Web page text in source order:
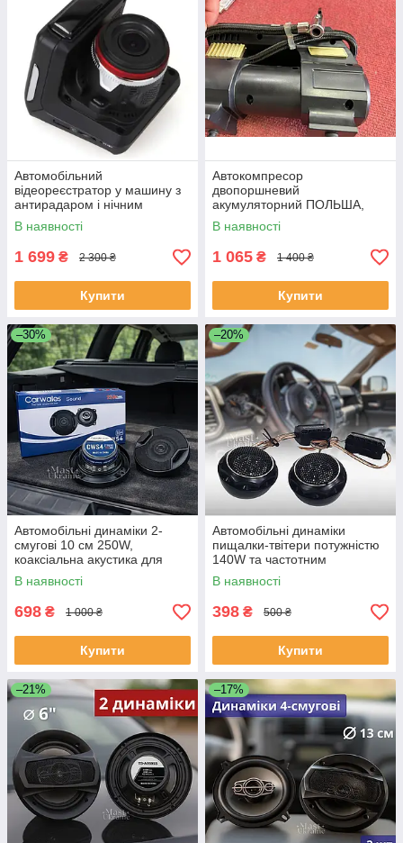
Автомобільний
відеореєстратор у машину з
антирадаром і нічним
зніманням (реєстратор 2в1)
dvr x7-200
В наявності
1 699 ₴ 2 300 ₴
Купити
Автокомпресор
двопоршневий
акумуляторний ПОЛЬША,
для накачування шин авто —
A-35, чорний
В наявності
1 065 ₴ 1 400 ₴
Купити
–30%
Автомобільні динаміки 2-
смугові 10 см 250W,
коаксіальна акустика для
автомобіля, CWS-4-Black
В наявності
698 ₴ 1 000 ₴
Купити
–20%
Автомобільні динаміки
пищалки-твітери потужністю
140W та частотним
діапазоном 3500-22000 Гц
TS-T280
В наявності
398 ₴ 500 ₴
Купити
–21% –17%